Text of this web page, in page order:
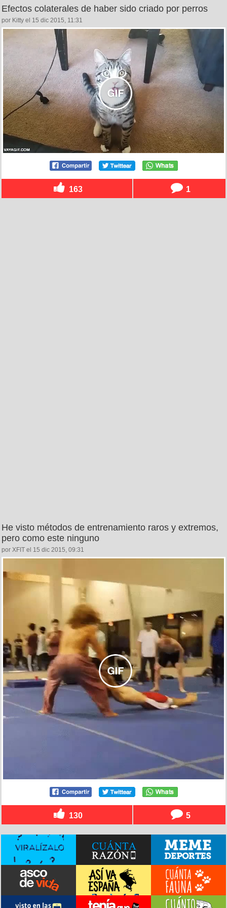
Efectos colaterales de haber sido criado por perros
por Kitty el 15 dic 2015, 11:31
163 1
He visto métodos de entrenamiento raros y extremos,
pero como este ninguno
por XFIT el 15 dic 2015, 09:31
130 5